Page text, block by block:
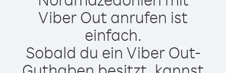
Viber Out anrufen ist
einfach.
Sobald du ein Viber Out-